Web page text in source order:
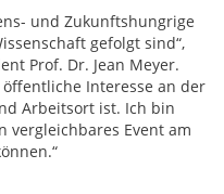
und Zukunftshungrige
gefolgt sind“,
Prof. Dr. Jean Meyer.
öffentliche Interesse an der
Arbeitsort ist. Ich bin
vergleichbares Event am